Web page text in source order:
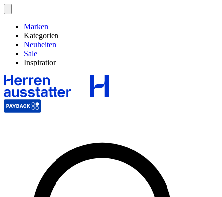
Marken
Kategorien
Neuheiten
Sale
Inspiration